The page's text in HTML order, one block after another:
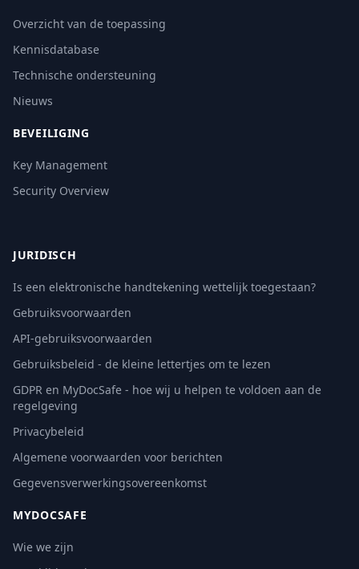
Overzicht van de toepassing
Kennisdatabase
Technische ondersteuning
Nieuws
BEVEILIGING
Key Management
Security Overview
JURIDISCH
Is een elektronische handtekening wettelijk toegestaan?
Gebruiksvoorwaarden
API-gebruiksvoorwaarden
Gebruiksbeleid - de kleine lettertjes om te lezen
GDPR en MyDocSafe - hoe wij u helpen te voldoen aan de
regelgeving
Privacybeleid
Algemene voorwaarden voor berichten
Gegevensverwerkingsovereenkomst
MYDOCSAFE
Wie we zijn